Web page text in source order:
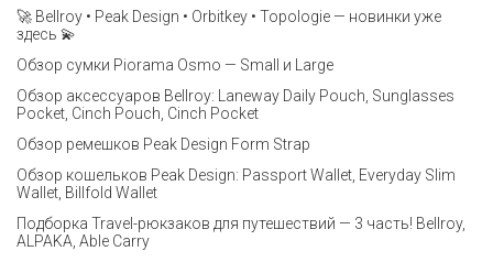
🚀 Bellroy • Peak Design • Orbitkey • Topologie — новинки уже
здесь 💫
Обзор сумки Piorama Osmo — Small и Large
Обзор аксессуаров Bellroy: Laneway Daily Pouch, Sunglasses
Pocket, Cinch Pouch, Cinch Pocket
Обзор ремешков Peak Design Form Strap
Обзор кошельков Peak Design: Passport Wallet, Everyday Slim
Wallet, Billfold Wallet
Подборка Travel-рюкзаков для путешествий — 3 часть! Bellroy,
ALPAKA, Able Carry